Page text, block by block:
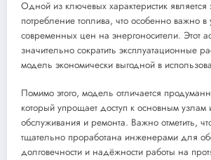
Одной из ключевых характеристик
потребление топлива, что особенно важно в
современных цен на энергоносители. Этот
значительно сократить эксплуатационные
модель экономически выгодной в
Помимо этого, модель отличается
который упрощает доступ к основным
обслуживания и ремонта. Важно отметить,
тщательно проработана инженерами для
долговечности и надёжности работы на